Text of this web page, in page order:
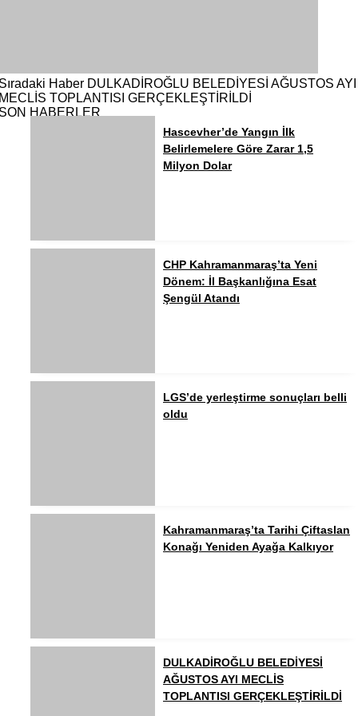
Haber DULKADİROĞLU BELEDİYESİ AĞUSTOS AYI
TOPLANTISI GERÇEKLEŞTİRİLDİ
HABERLER
Hascevher’de Yangın İlk
Belirlemelere Göre Zarar 1,5
Milyon Dolar
CHP Kahramanmaraş’ta Yeni
Dönem: İl Başkanlığına Esat
Şengül Atandı
LGS’de yerleştirme sonuçları belli
oldu
Kahramanmaraş’ta Tarihi Çiftaslan
Konağı Yeniden Ayağa Kalkıyor
DULKADİROĞLU BELEDİYESİ
AĞUSTOS AYI MECLİS
TOPLANTISI GERÇEKLEŞTİRİLDİ